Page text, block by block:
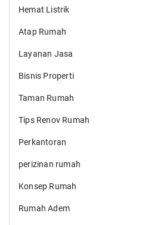
Hemat Listrik
Atap Rumah
Layanan Jasa
Bisnis Properti
Taman Rumah
Tips Renov Rumah
Perkantoran
perizinan rumah
Konsep Rumah
Rumah Adem